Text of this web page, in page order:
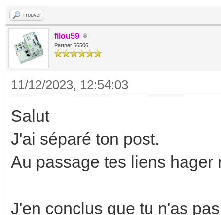
Trouver
filou59
Partner 66506
11/12/2023, 12:54:03
Salut
J'ai séparé ton post.
Au passage tes liens hager
J'en conclus que tu n'as